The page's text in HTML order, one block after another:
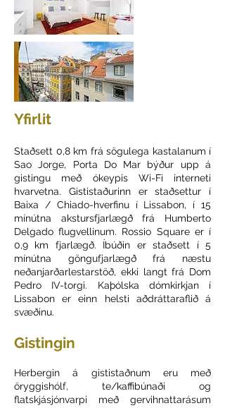
Yfirlit
Staðsett 0,8 km frá sögulega kastalanum í
Sao Jorge, Porta Do Mar býður upp á
gistingu með ókeypis Wi-Fi interneti
hvarvetna. Gististaðurinn er staðsettur í
Baixa / Chiado-hverfinu í Lissabon, í 15
mínútna akstursfjarlægð frá Humberto
Delgado flugvellinum. Rossio Square er í
0,9 km fjarlægð. Íbúðin er staðsett í 5
mínútna göngufjarlægð frá næstu
neðanjarðarlestarstöð, ekki langt frá Dom
Pedro IV-torgi. Kaþólska dómkirkjan í
Lissabon er einn helsti aðdráttaraflið á
svæðinu.
Gistingin
Herbergin á gististaðnum eru með
öryggishólf, te/kaffibúnaði og
flatskjásjónvarpi með gervihnattarásum